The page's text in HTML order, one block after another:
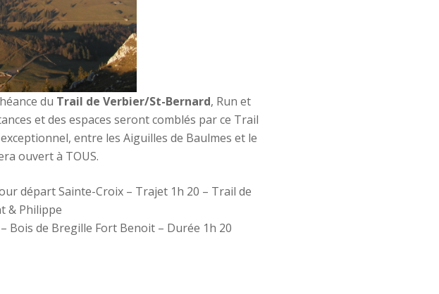
du Trail de Verbier/St-Bernard, Run et
et des espaces seront comblés par ce Trail
entre les Aiguilles de Baulmes et le
ouvert à TOUS.
départ Sainte-Croix – Trajet 1h 20 – Trail de
& Philippe
Bois de Bregille Fort Benoit – Durée 1h 20